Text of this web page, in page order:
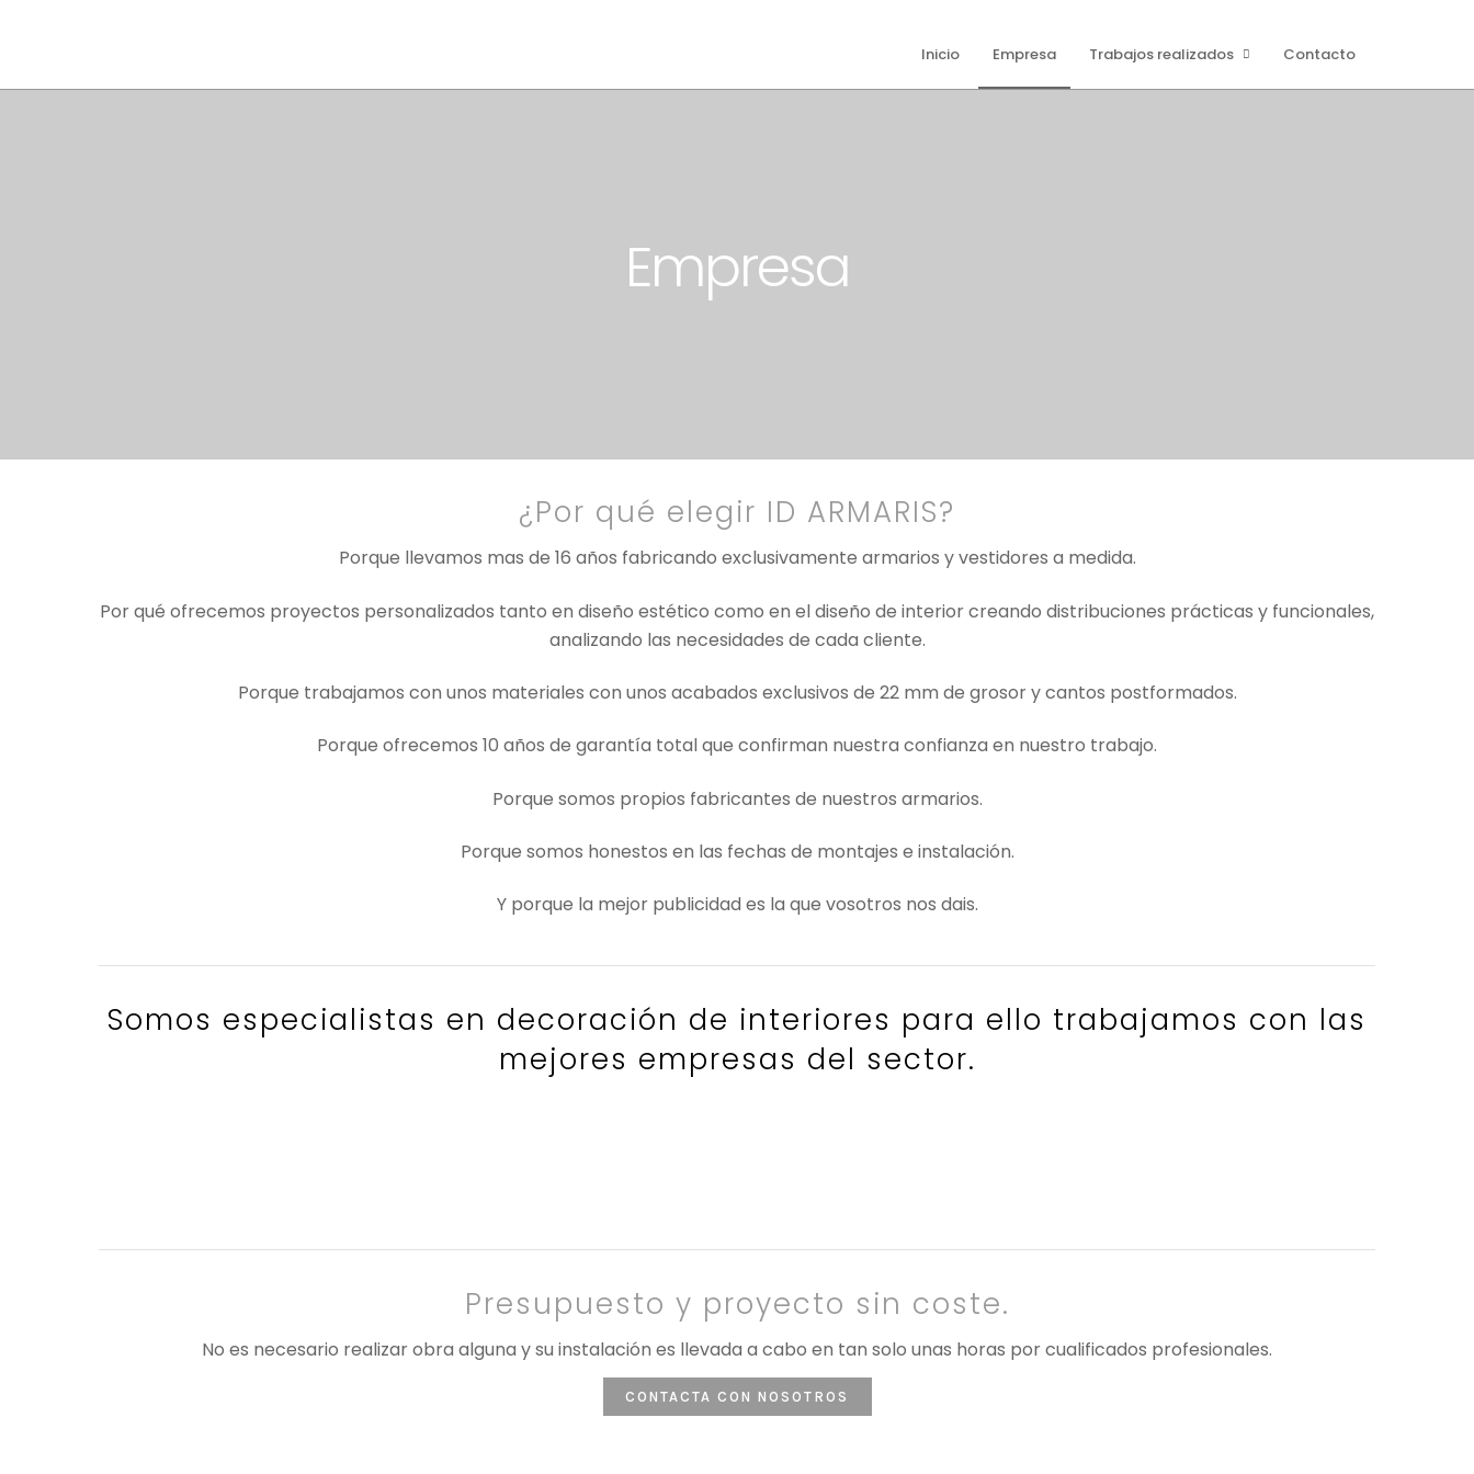
Inicio Empresa Trabajos realizados Contacto
Empresa
¿Por qué elegir ID ARMARIS?
Porque llevamos mas de 16 años fabricando exclusivamente armarios y vestidores a medida.
Por qué ofrecemos proyectos personalizados tanto en diseño estético como en el diseño de interior creando distribuciones prácticas y funcionales,
analizando las necesidades de cada cliente.
Porque trabajamos con unos materiales con unos acabados exclusivos de 22 mm de grosor y cantos postformados.
Porque ofrecemos 10 años de garantía total que confirman nuestra confianza en nuestro trabajo.
Porque somos propios fabricantes de nuestros armarios.
Porque somos honestos en las fechas de montajes e instalación.
Y porque la mejor publicidad es la que vosotros nos dais.
Somos especialistas en decoración de interiores para ello trabajamos con las
mejores empresas del sector.
Presupuesto y proyecto sin coste.
No es necesario realizar obra alguna y su instalación es llevada a cabo en tan solo unas horas por cualificados profesionales.
CONTACTA CON NOSOTROS